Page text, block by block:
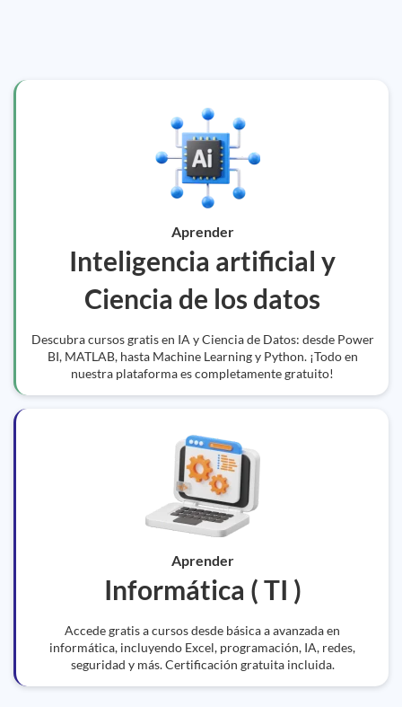
Aprender
Inteligencia artificial y
Ciencia de los datos
Descubra cursos gratis en IA y Ciencia de Datos: desde Power
BI, MATLAB, hasta Machine Learning y Python. ¡Todo en
nuestra plataforma es completamente gratuito!
Aprender
Informática ( TI )
Accede gratis a cursos desde básica a avanzada en
informática, incluyendo Excel, programación, IA, redes,
seguridad y más. Certificación gratuita incluida.